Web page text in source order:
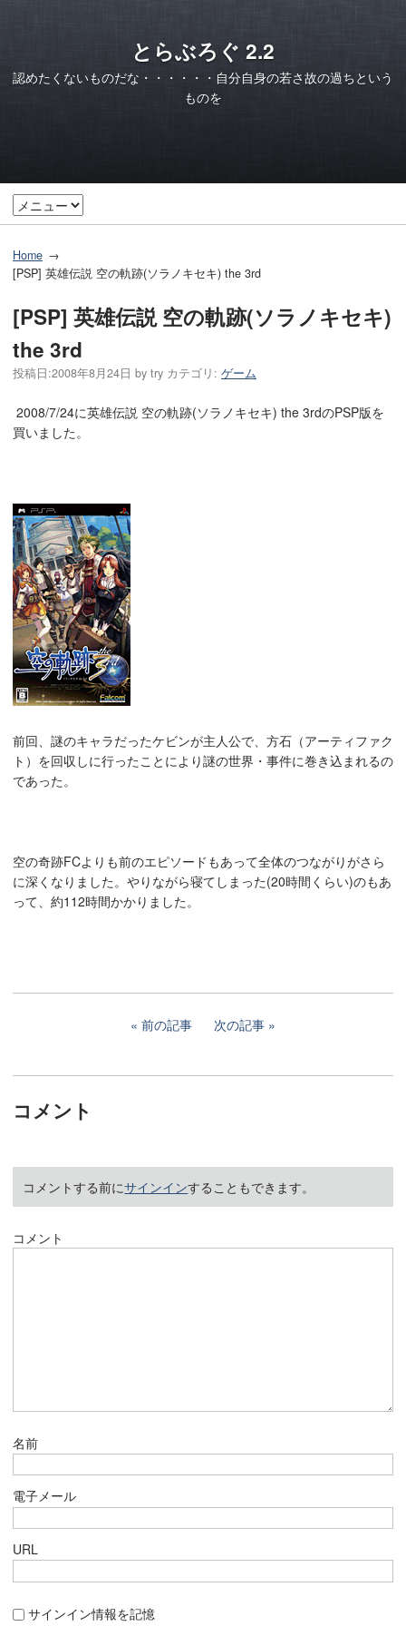
とらぶろぐ 2.2
認めたくないものだな・・・・・・自分自身の若さ故の過ちという
ものを
Home
[PSP] 英雄伝説 空の軌跡(ソラノキセキ) the 3rd
[PSP] 英雄伝説 空の軌跡(ソラノキセキ)
the 3rd
投稿日:2008年8月24日 by try カテゴリ: ゲーム
2008/7/24に英雄伝説 空の軌跡(ソラノキセキ) the 3rdのPSP版を
買いました。
前回、謎のキャラだったケビンが主人公で、方石（アーティファク
ト）を回収しに行ったことにより謎の世界・事件に巻き込まれるの
であった。
空の奇跡FCよりも前のエピソードもあって全体のつながりがさら
に深くなりました。やりながら寝てしまった(20時間くらい)のもあ
って、約112時間かかりました。
前の記事 次の記事
コメント
コメントする前にサインインすることもできます。
コメント
名前
電子メール
URL
サインイン情報を記憶